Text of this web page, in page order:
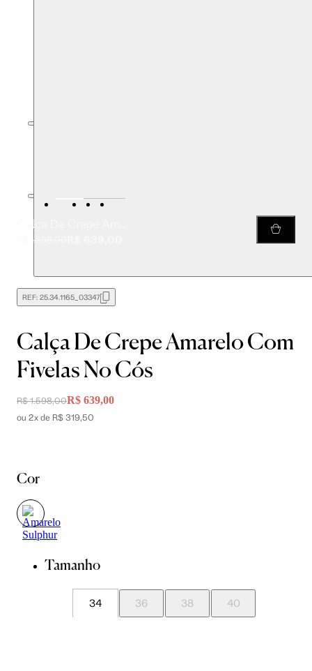
R$ 1.598,00
REF: 25.34.1165_03347
Calça De Crepe Amarelo Com
Fivelas No Cós
R$ 1.598,00R$ 639,00
ou 2x de R$ 319,50
Cor
Tamanho
34 36 38 40